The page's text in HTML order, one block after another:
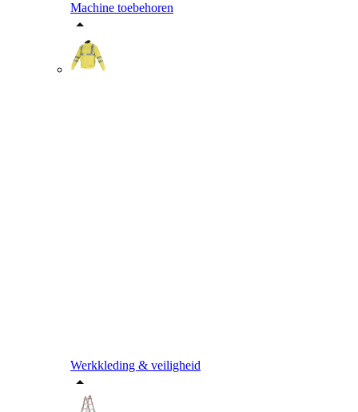
Machine toebehoren
Werkkleding & veiligheid